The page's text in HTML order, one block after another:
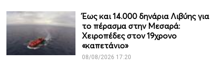
Έως και 14.000 δηνάρια Λιβύης για
το πέρασμα στην Μεσαρά:
Χειροπέδες στον 19χρονο
«καπετάνιο»
08/08/2026 17:20